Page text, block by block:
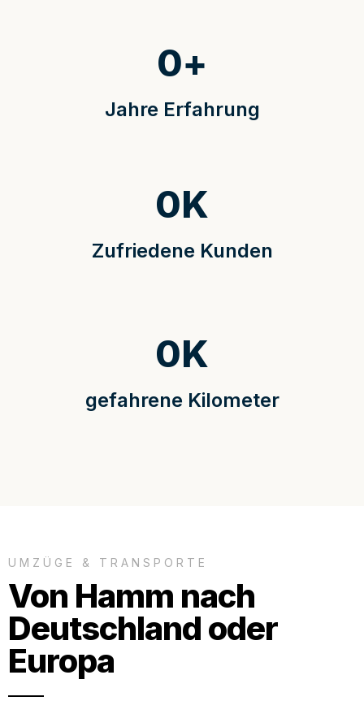
Jahre Erfahrung
0+
Zufriedene Kunden
0K
gefahrene Kilometer
0K
UMZÜGE & TRANSPORTE
Von Hamm nach
Deutschland oder
Europa